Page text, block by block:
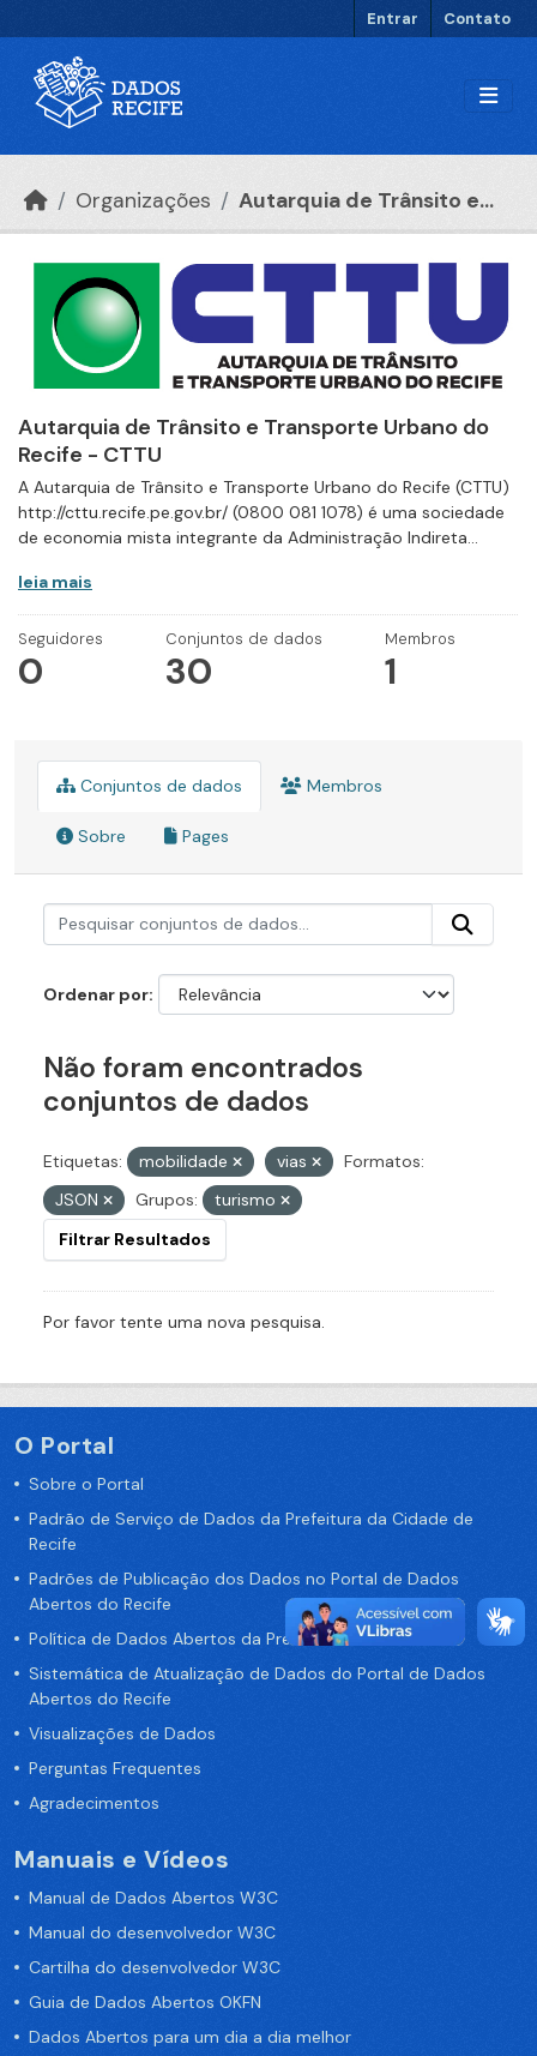
Entrar Contato
Organizações Autarquia de Trânsito e...
Autarquia de Trânsito e Transporte Urbano do
Recife - CTTU
A Autarquia de Trânsito e Transporte Urbano do Recife (CTTU)
http://cttu.recife.pe.gov.br/ (0800 081 1078) é uma sociedade
de economia mista integrante da Administração Indireta...
leia mais
Seguidores
0
Conjuntos de dados
30
Membros
1
Conjuntos de dados Membros
Sobre Pages
Ordenar por
Não foram encontrados
conjuntos de dados
Etiquetas: mobilidade vias
Formatos:
JSON
Grupos:
turismo
Filtrar Resultados
Por favor tente uma nova pesquisa.
O Portal
Sobre o Portal
Padrão de Serviço de Dados da Prefeitura da Cidade de
Recife
Padrões de Publicação dos Dados no Portal de Dados
Abertos do Recife
Política de Dados Abertos da Prefeitura do Recife
Sistemática de Atualização de Dados do Portal de Dados
Abertos do Recife
Visualizações de Dados
Perguntas Frequentes
Agradecimentos
Manuais e Vídeos
Manual de Dados Abertos W3C
Manual do desenvolvedor W3C
Cartilha do desenvolvedor W3C
Guia de Dados Abertos OKFN
Dados Abertos para um dia a dia melhor